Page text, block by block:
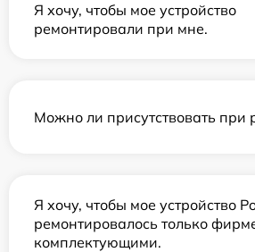
Я хочу, чтобы мое устройство
ремонтировали при мне.
Можно ли присутствовать при
Я хочу, чтобы мое устройство
ремонтировалось только
комплектующими.